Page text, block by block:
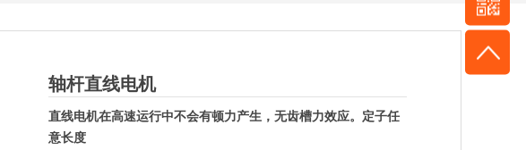
轴杆直线电机
直线电机在高速运行中不会有顿力产生，无齿槽力效应。定子任
意长度